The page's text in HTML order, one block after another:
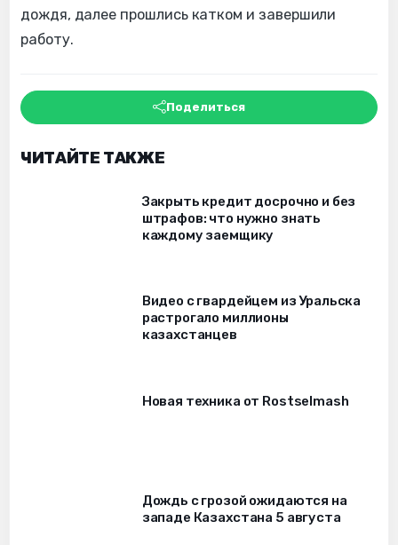
дождя, далее прошлись катком и завершили
работу.
Поделиться
ЧИТАЙТЕ ТАКЖЕ
Закрыть кредит досрочно и без
штрафов: что нужно знать
каждому заемщику
Видео с гвардейцем из Уральска
растрогало миллионы
казахстанцев
Новая техника от Rostselmash
Дождь с грозой ожидаются на
западе Казахстана 5 августа